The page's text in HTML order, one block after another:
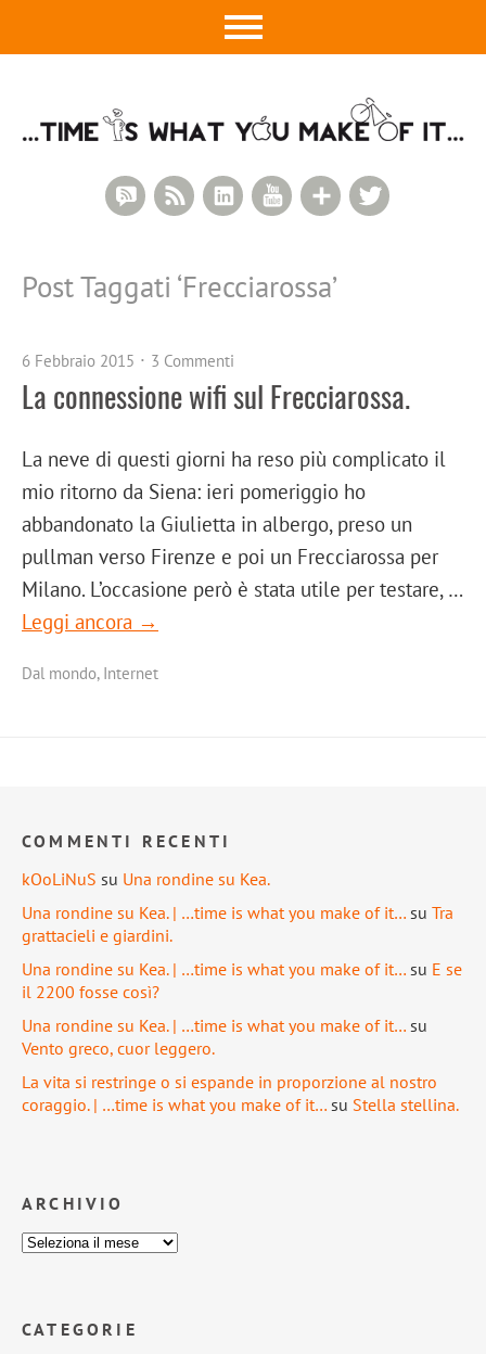
Google+
YouTube
LinkedIn
RSS Feed
RSS Comments
Post Taggati ‘Frecciarossa’
6 Febbraio 2015 3 Commenti
La connessione wifi sul Frecciarossa.
La neve di questi giorni ha reso più complicato il
mio ritorno da Siena: ieri pomeriggio ho
abbandonato la Giulietta in albergo, preso un
pullman verso Firenze e poi un Frecciarossa per
Milano. L’occasione però è stata utile per testare, …
Leggi ancora →
Dal mondo, Internet
COMMENTI RECENTI
kOoLiNuS su Una rondine su Kea.
Una rondine su Kea. | …time is what you make of it… su Tra
grattacieli e giardini.
Una rondine su Kea. | …time is what you make of it… su E se
il 2200 fosse così?
Una rondine su Kea. | …time is what you make of it… su
Vento greco, cuor leggero.
La vita si restringe o si espande in proporzione al nostro
coraggio. | …time is what you make of it… su Stella stellina.
ARCHIVIO
CATEGORIE